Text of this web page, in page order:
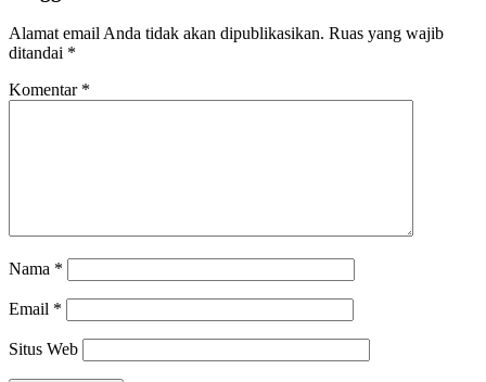
Alamat email Anda tidak akan dipublikasikan. Ruas yang wajib
ditandai *
Komentar *
Nama *
Email *
Situs Web